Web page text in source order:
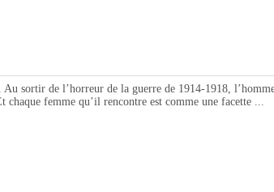
sortir de l’horreur de la guerre de 1914-1918,
femme qu’il rencontre est comme une facette ...